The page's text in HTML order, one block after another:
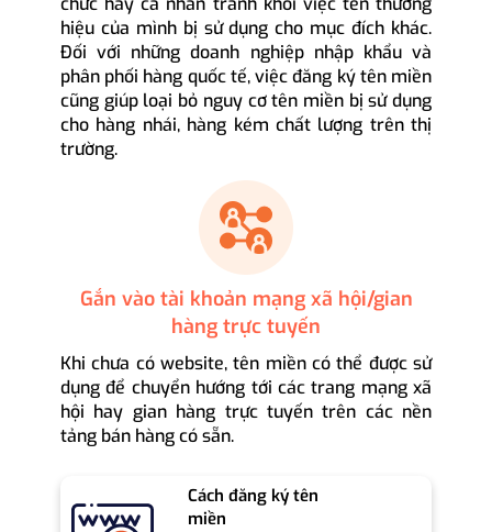
hiệu của mình bị sử dụng cho mục đích khác.
Đối với những doanh nghiệp nhập khẩu và
phân phối hàng quốc tế, việc đăng ký tên miền
cũng giúp loại bỏ nguy cơ tên miền bị sử dụng
cho hàng nhái, hàng kém chất lượng trên thị
trường.
Gắn vào tài khoản mạng xã hội/gian
hàng trực tuyến
Khi chưa có website, tên miền có thể được sử
dụng để chuyển hướng tới các trang mạng xã
hội hay gian hàng trực tuyến trên các nền
tảng bán hàng có sẵn.
Cách đăng ký tên
miền